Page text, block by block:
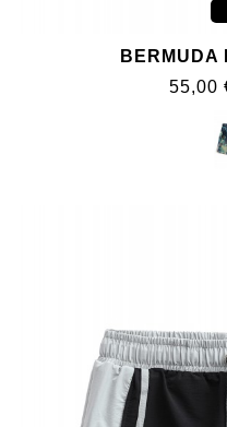
BERMUDA
55,00